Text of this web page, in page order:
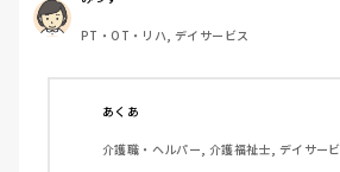
行り始めた頃より中止しているのです
も迷いますし、利用者さんからは歌い
PT・OT・リハ, デイサービス
あくあ
介護職・ヘルパー, 介護福祉士, デイサー